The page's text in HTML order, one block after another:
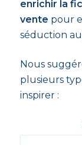
enrichir la
vente pour
séduction
Nous
plusieurs
inspirer :